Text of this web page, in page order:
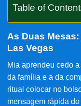
Table of
As Duas
Las Vegas
Mia aprendeu cedo
da família e a da
ritual colocar no
mensagem rápida